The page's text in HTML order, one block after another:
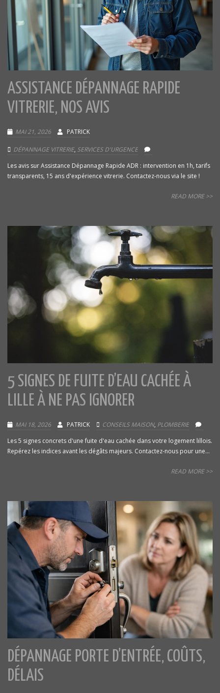
ASSISTANCE DÉPANNAGE RAPIDE
VITRERIE, NOS AVIS
MAI 21, 2026 PATRICK
DÉPANNAGE VITRERIE, SERVICES D'URGENCE
Les avis sur Assistance Dépannage Rapide ADR : intervention en 1h, tarifs
transparents, 15 ans d'expérience vitrerie. Contactez-nous via le site !
READ MORE >>
5 SIGNES DE FUITE D’EAU CACHÉE À
LILLE À NE PAS IGNORER
MAI 18, 2026 PATRICK CONSEILS MAISON, PLOMBERIE
Les 5 signes concrets d'une fuite d'eau cachée dans votre logement lillois.
Repérez les indices avant les dégâts majeurs. Contactez-nous pour une...
READ MORE >>
DÉPANNAGE PORTE D’ENTRÉE, COÛTS,
DÉLAIS